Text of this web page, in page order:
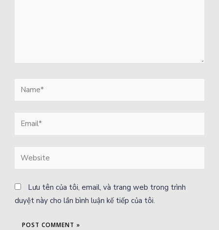
Lưu tên của tôi, email, và trang web trong trình
duyệt này cho lần bình luận kế tiếp của tôi.